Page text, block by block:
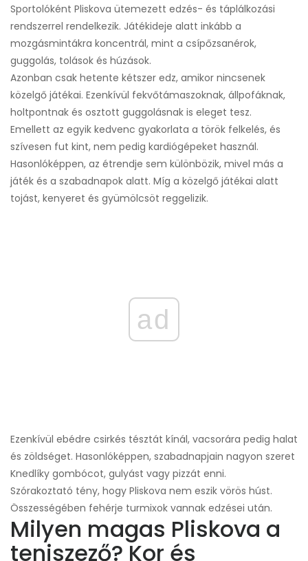
Sportolóként Pliskova ütemezett edzés- és táplálkozási
rendszerrel rendelkezik. Játékideje alatt inkább a
mozgásmintákra koncentrál, mint a csípőzsanérok,
guggolás, tolások és húzások.
Azonban csak hetente kétszer edz, amikor nincsenek
közelgő játékai. Ezenkívül fekvőtámaszoknak, állpofáknak,
holtpontnak és osztott guggolásnak is eleget tesz.
Emellett az egyik kedvenc gyakorlata a török ​​felkelés, és
szívesen fut kint, nem pedig kardiógépeket használ.
Hasonlóképpen, az étrendje sem különbözik, mivel más a
játék és a szabadnapok alatt. Míg a közelgő játékai alatt
tojást, kenyeret és gyümölcsöt reggelizik.
ad
Ezenkívül ebédre csirkés tésztát kínál, vacsorára pedig halat
és zöldséget. Hasonlóképpen, szabadnapjain nagyon szeret
Knedlíky gombócot, gulyást vagy pizzát enni.
Szórakoztató tény, hogy Pliskova nem eszik vörös húst.
Összességében fehérje turmixok vannak edzései után.
Milyen magas Pliskova a
teniszező? Kor és